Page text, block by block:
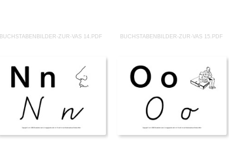
BUCHSTABENBILDER-ZUR-VAS 14.PDF BUCHSTABENBILDER-ZUR-VAS 15.PDF